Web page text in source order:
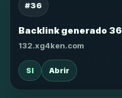
#36
Backlink generado 36
132.xg4ken.com
SI Abrir